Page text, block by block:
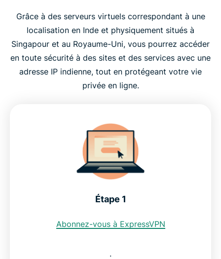
Pourquoi utiliser un VPN en Inde ?
Téléchargez un VPN pour l'Inde sur tous vos
appareils
Les restrictions sur internet en Inde
Découvrez pourquoi ExpressVPN est le meilleur
FAQ : L'utilisation d'un VPN pour l'Inde
Grâce à des serveurs virtuels correspondant à une
localisation en Inde et physiquement situés à
Singapour et au Royaume-Uni, vous pourrez accéder
en toute sécurité à des sites et des services avec une
adresse IP indienne, tout en protégeant votre vie
privée en ligne.
Étape 1
Abonnez-vous à ExpressVPN
.